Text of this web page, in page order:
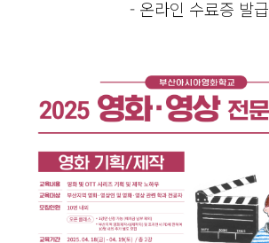
- 온라인 수료증 발급